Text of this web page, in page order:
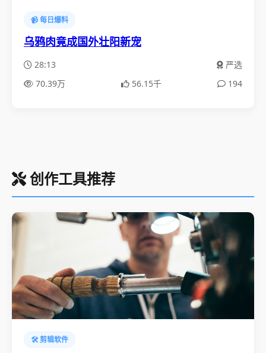
📹 每日爆料
乌鸦肉竟成国外壮阳新宠
28:13
严选
70.39万
56.15千 194
创作工具推荐
🛠️ 剪辑软件